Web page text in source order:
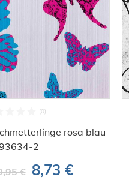
rosa blau
2
€ 8,73 €